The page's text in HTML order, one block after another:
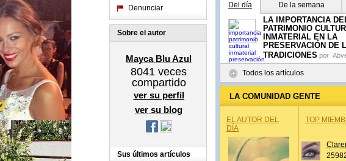
Denunciar
Sobre el autor
Mayca Blu Azul
8041 veces
compartido
ver su perfil
ver su blog
Sus últimos artículos
Del día De la semana
LA IMPORTANCIA
PATRIMONIO
INMATERIAL EN LA
PRESERVACIÓN DE
TRADICIONES por
Todos los artículos
LA COMUNIDAD GENTE
EL AUTOR DEL
DÍA
TOP